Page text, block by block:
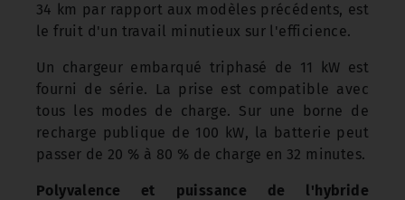
34 km par rapport aux modèles précédents, est
le fruit d'un travail minutieux sur l'efficience.
Un chargeur embarqué triphasé de 11 kW est
fourni de série. La prise est compatible avec
tous les modes de charge. Sur une borne de
recharge publique de 100 kW, la batterie peut
passer de 20 % à 80 % de charge en 32 minutes.
Polyvalence et puissance de l'hybride